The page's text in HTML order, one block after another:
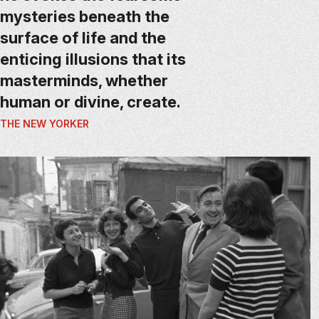
mysteries beneath the
surface of life and the
enticing illusions that its
masterminds, whether
human or divine, create.
THE NEW YORKER